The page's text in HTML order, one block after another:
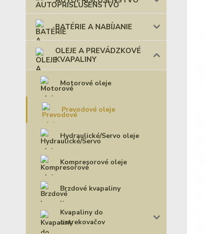
BATÉRIE A NABÍJANIE
OLEJE A PREVÁDZKOVÉ
KVAPALINY
Motorové oleje
Prevodové oleje
Hydraulické/Servo oleje
Kompresorové oleje
Brzdové kvapaliny
Kvapaliny do
ostrekovačov